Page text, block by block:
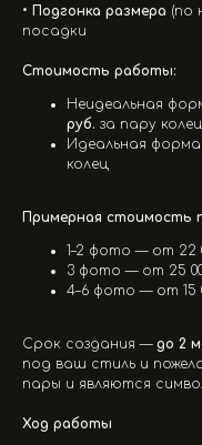
• Подгонка размера (по
посадки
Стоимость работы:
Неидеальная
руб. за пару колец
Идеальная
колец
Примерная стоимость
1–2 фото — от 22
3 фото — от 25
4–6 фото — от 15
Срок создания — до 2
под ваш стиль и
пары и являются
Ход работы